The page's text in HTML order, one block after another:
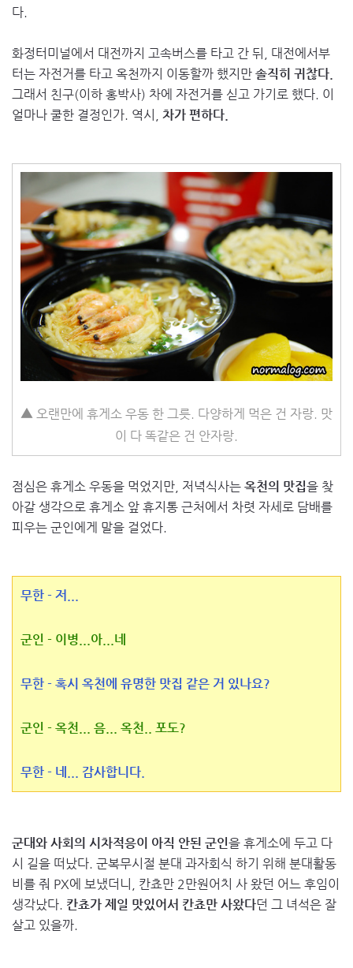
다.
화정터미널에서 대전까지 고속버스를 타고 간 뒤, 대전에서부
터는 자전거를 타고 옥천까지 이동할까 했지만 솔직히 귀찮다.
그래서 친구(이하 홍박사) 차에 자전거를 싣고 가기로 했다. 이
얼마나 쿨한 결정인가. 역시, 차가 편하다.
▲ 오랜만에 휴게소 우동 한 그릇. 다양하게 먹은 건 자랑. 맛
이 다 똑같은 건 안자랑.
점심은 휴게소 우동을 먹었지만, 저녁식사는 옥천의 맛집을 찾
아갈 생각으로 휴게소 앞 휴지통 근처에서 차렷 자세로 담배를
피우는 군인에게 말을 걸었다.
무한 - 저...
군인 - 이병...아...네
무한 - 혹시 옥천에 유명한 맛집 같은 거 있나요?
군인 - 옥천... 음... 옥천.. 포도?
무한 - 네... 감사합니다.
군대와 사회의 시차적응이 아직 안된 군인을 휴게소에 두고 다
시 길을 떠났다. 군복무시절 분대 과자회식 하기 위해 분대활동
비를 줘 PX에 보냈더니, 칸쵸만 2만원어치 사 왔던 어느 후임이
생각났다. 칸쵸가 제일 맛있어서 칸쵸만 사왔다던 그 녀석은 잘
살고 있을까.